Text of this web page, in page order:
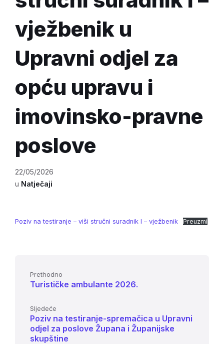
vježbenik u
Upravni odjel za
opću upravu i
imovinsko-pravne
poslove
22/05/2026
u Natječaji
Poziv na testiranje – viši stručni suradnik I – vježbenik Preuzmi
Prethodno
Turističke ambulante 2026.
Sljedeće
Poziv na testiranje-spremačica u Upravni
odjel za poslove Župana i Županijske
skupštine